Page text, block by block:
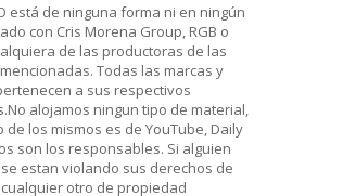
está de ninguna forma ni en ningún
con Cris Morena Group, RGB o
de las productoras de las
Todas las marcas y
a sus respectivos
alojamos ningun tipo de material,
de los mismos es de YouTube, Daily
son los responsables. Si alguien
estan violando sus derechos de
otro de propiedad